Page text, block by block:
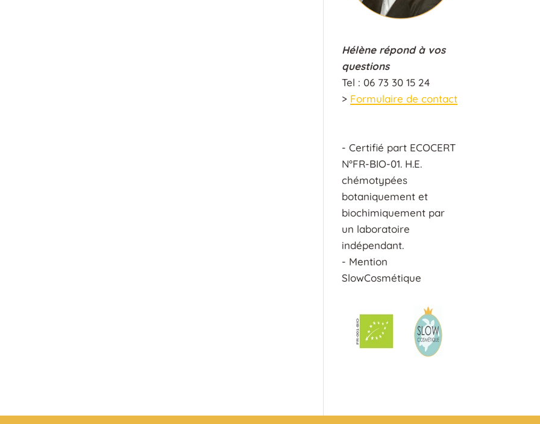
Hélène répond à vos
questions
Tel : 06 73 30 15 24
> Formulaire de contact
- Certifié part ECOCERT
N°FR-BIO-01. H.E.
chémotypées
botaniquement et
biochimiquement par
un laboratoire
indépendant.
- Mention
SlowCosmétique